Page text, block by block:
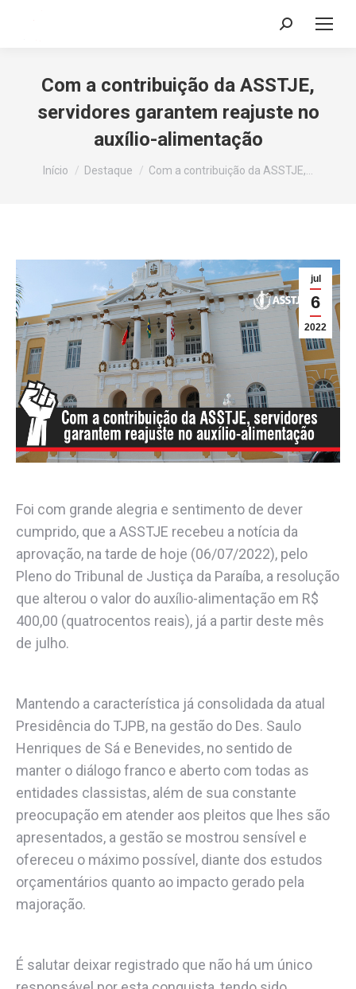
Search:
Com a contribuição da ASSTJE,
servidores garantem reajuste no
auxílio-alimentação
Você está aqui:
Início Destaque Com a contribuição da ASSTJE,…
jul
6
2022
Foi com grande alegria e sentimento de dever
cumprido, que a ASSTJE recebeu a notícia da
aprovação, na tarde de hoje (06/07/2022), pelo
Pleno do Tribunal de Justiça da Paraíba, a resolução
que alterou o valor do auxílio-alimentação em R$
400,00 (quatrocentos reais), já a partir deste mês
de julho.
Mantendo a característica já consolidada da atual
Presidência do TJPB, na gestão do Des. Saulo
Henriques de Sá e Benevides, no sentido de
manter o diálogo franco e aberto com todas as
entidades classistas, além de sua constante
preocupação em atender aos pleitos que lhes são
apresentados, a gestão se mostrou sensível e
ofereceu o máximo possível, diante dos estudos
orçamentários quanto ao impacto gerado pela
majoração.
É salutar deixar registrado que não há um único